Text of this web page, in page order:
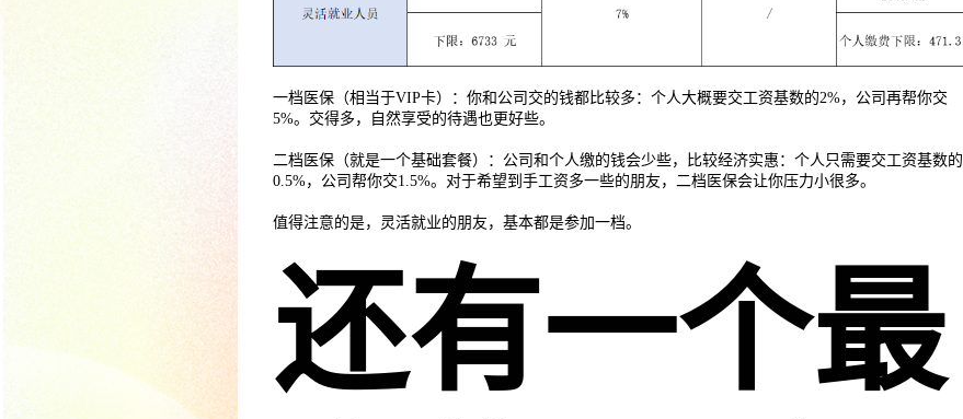
一档医保（相当于VIP卡）：你和公司交的钱都比较多：个人大概要交工资基数的2%，公司再帮你交
5%。交得多，自然享受的待遇也更好些。
二档医保（就是一个基础套餐）：公司和个人缴的钱会少些，比较经济实惠：个人只需要交工资基数的
0.5%，公司帮你交1.5%。对于希望到手工资多一些的朋友，二档医保会让你压力小很多。
值得注意的是，灵活就业的朋友，基本都是参加一档。
还有一个最